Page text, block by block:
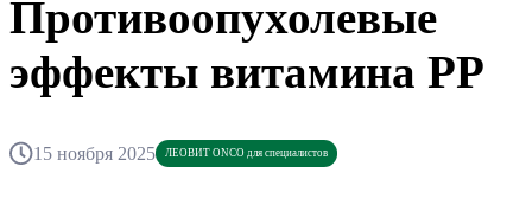
Противоопухолевые
эффекты витамина РР
15 ноября 2025 ЛЕОВИТ ONCO для специалистов